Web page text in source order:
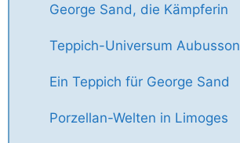
George Sand, die Kämpferin
Teppich-Universum Aubusson
Ein Teppich für George Sand
Porzellan-Welten in Limoges